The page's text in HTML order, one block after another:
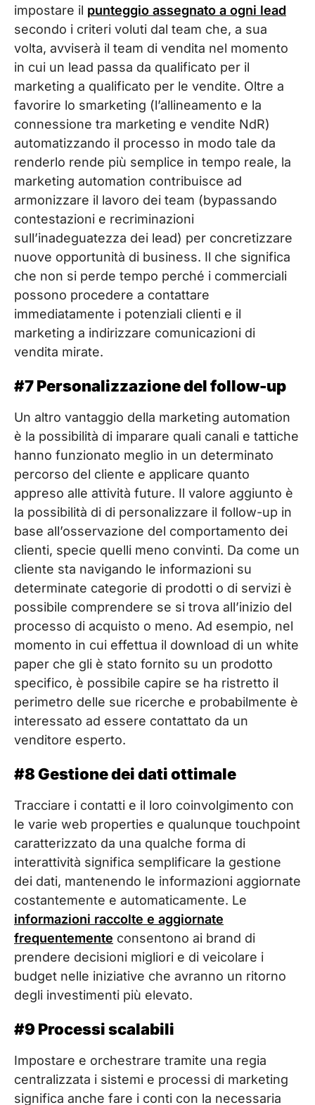
impostare il punteggio assegnato a ogni lead
secondo i criteri voluti dal team che, a sua
volta, avviserà il team di vendita nel momento
in cui un lead passa da qualificato per il
marketing a qualificato per le vendite. Oltre a
favorire lo smarketing (l’allineamento e la
connessione tra marketing e vendite NdR)
automatizzando il processo in modo tale da
renderlo rende più semplice in tempo reale, la
marketing automation contribuisce ad
armonizzare il lavoro dei team (bypassando
contestazioni e recriminazioni
sull’inadeguatezza dei lead) per concretizzare
nuove opportunità di business. Il che significa
che non si perde tempo perché i commerciali
possono procedere a contattare
immediatamente i potenziali clienti e il
marketing a indirizzare comunicazioni di
vendita mirate.
#7 Personalizzazione del follow-up
Un altro vantaggio della marketing automation
è la possibilità di imparare quali canali e tattiche
hanno funzionato meglio in un determinato
percorso del cliente e applicare quanto
appreso alle attività future. Il valore aggiunto è
la possibilità di di personalizzare il follow-up in
base all’osservazione del comportamento dei
clienti, specie quelli meno convinti. Da come un
cliente sta navigando le informazioni su
determinate categorie di prodotti o di servizi è
possibile comprendere se si trova all’inizio del
processo di acquisto o meno. Ad esempio, nel
momento in cui effettua il download di un white
paper che gli è stato fornito su un prodotto
specifico, è possibile capire se ha ristretto il
perimetro delle sue ricerche e probabilmente è
interessato ad essere contattato da un
venditore esperto.
#8 Gestione dei dati ottimale
Tracciare i contatti e il loro coinvolgimento con
le varie web properties e qualunque touchpoint
caratterizzato da una qualche forma di
interattività significa semplificare la gestione
dei dati, mantenendo le informazioni aggiornate
costantemente e automaticamente. Le
informazioni raccolte e aggiornate
frequentemente consentono ai brand di
prendere decisioni migliori e di veicolare i
budget nelle iniziative che avranno un ritorno
degli investimenti più elevato.
#9 Processi scalabili
Impostare e orchestrare tramite una regia
centralizzata i sistemi e processi di marketing
significa anche fare i conti con la necessaria